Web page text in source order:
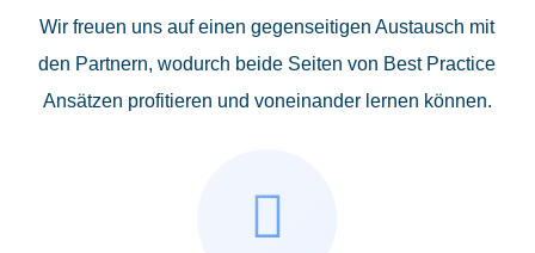
Wir freuen uns auf einen gegenseitigen Austausch mit
den Partnern, wodurch beide Seiten von Best Practice
Ansätzen profitieren und voneinander lernen können.